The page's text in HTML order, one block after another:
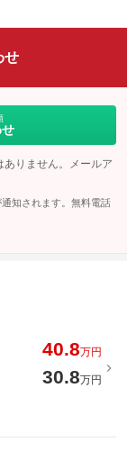
せ
りません。メールア
知されます。無料電話
40.8万円
30.8万円